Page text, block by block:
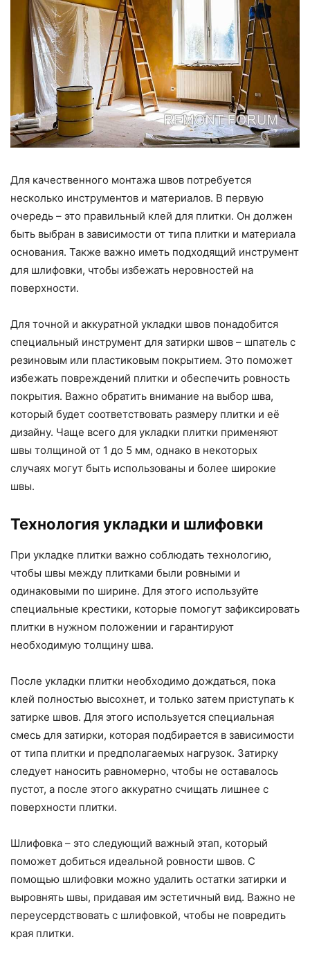
Для качественного монтажа швов потребуется
несколько инструментов и материалов. В первую
очередь – это правильный клей для плитки. Он должен
быть выбран в зависимости от типа плитки и материала
основания. Также важно иметь подходящий инструмент
для шлифовки, чтобы избежать неровностей на
поверхности.
Для точной и аккуратной укладки швов понадобится
специальный инструмент для затирки швов – шпатель с
резиновым или пластиковым покрытием. Это поможет
избежать повреждений плитки и обеспечить ровность
покрытия. Важно обратить внимание на выбор шва,
который будет соответствовать размеру плитки и её
дизайну. Чаще всего для укладки плитки применяют
швы толщиной от 1 до 5 мм, однако в некоторых
случаях могут быть использованы и более широкие
швы.
Технология укладки и шлифовки
При укладке плитки важно соблюдать технологию,
чтобы швы между плитками были ровными и
одинаковыми по ширине. Для этого используйте
специальные крестики, которые помогут зафиксировать
плитки в нужном положении и гарантируют
необходимую толщину шва.
После укладки плитки необходимо дождаться, пока
клей полностью высохнет, и только затем приступать к
затирке швов. Для этого используется специальная
смесь для затирки, которая подбирается в зависимости
от типа плитки и предполагаемых нагрузок. Затирку
следует наносить равномерно, чтобы не оставалось
пустот, а после этого аккуратно счищать лишнее с
поверхности плитки.
Шлифовка – это следующий важный этап, который
поможет добиться идеальной ровности швов. С
помощью шлифовки можно удалить остатки затирки и
выровнять швы, придавая им эстетичный вид. Важно не
переусердствовать с шлифовкой, чтобы не повредить
края плитки.